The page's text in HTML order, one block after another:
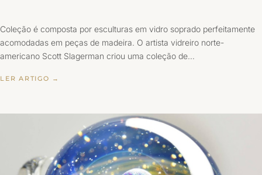
Coleção é composta por esculturas em vidro soprado perfeitamente
acomodadas em peças de madeira. O artista vidreiro norte-
americano Scott Slagerman criou uma coleção de…
LER ARTIGO →